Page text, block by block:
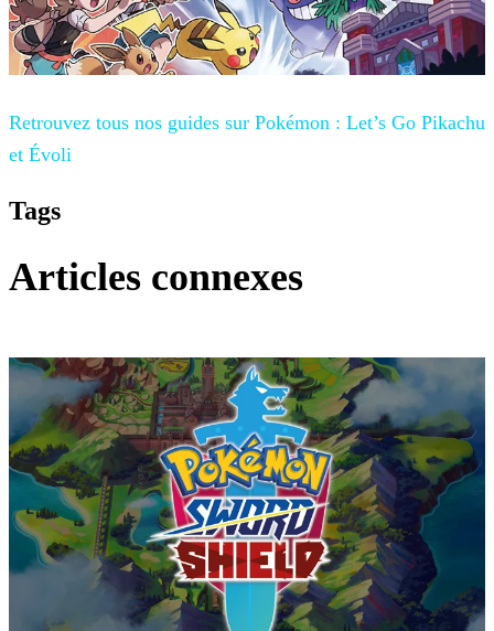
Retrouvez tous nos guides sur Pokémon : Let’s Go Pikachu
et Évoli
Tags
Articles connexes